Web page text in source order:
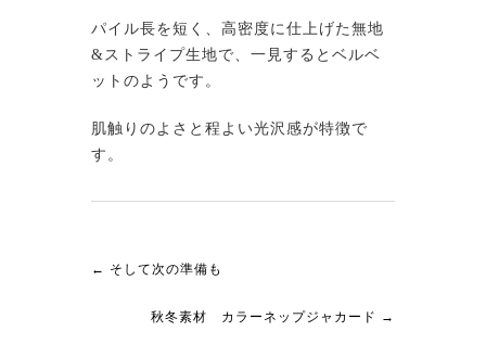
パイル長を短く、高密度に仕上げた無地
&ストライプ生地で、一見するとベルベ
ットのようです。
肌触りのよさと程よい光沢感が特徴で
す。
← そして次の準備も
秋冬素材 カラーネップジャカード →